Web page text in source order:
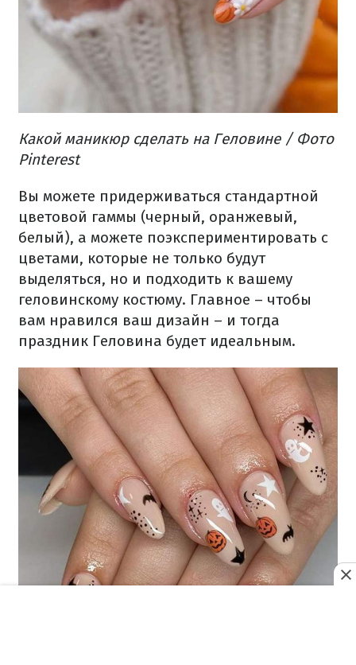
Какой маникюр сделать на Геловине / Фото
Pinterest
Вы можете придерживаться стандартной
цветовой гаммы (черный, оранжевый,
белый), а можете поэкспериментировать с
цветами, которые не только будут
выделяться, но и подходить к вашему
геловинскому костюму. Главное – чтобы
вам нравился ваш дизайн – и тогда
праздник Геловина будет идеальным.